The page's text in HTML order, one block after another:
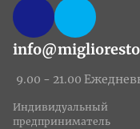
9.00 - 21.00
Индивидуальный
предприниматель